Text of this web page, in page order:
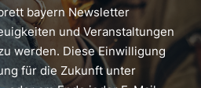
bayern Newsletter
und Veranstaltungen
werden. Diese Einwilligung
für die Zukunft unter